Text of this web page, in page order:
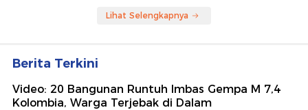
Lihat Selengkapnya
Berita Terkini
Video: 20 Bangunan Runtuh Imbas Gempa M 7,4
Kolombia, Warga Terjebak di Dalam